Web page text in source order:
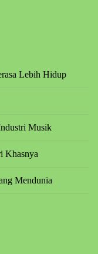
Lebih Hidup
Musik
Khasnya
Mendunia